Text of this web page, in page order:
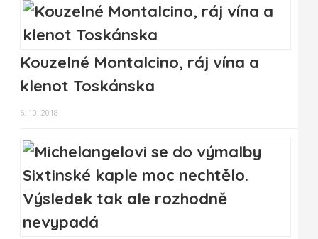
Kouzelné Montalcino, ráj vína a
klenot Toskánska
6. 10. 2018